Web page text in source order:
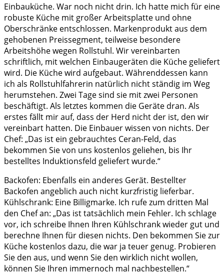
Einbauküche. War noch nicht drin. Ich hatte mich für eine
robuste Küche mit großer Arbeitsplatte und ohne
Oberschränke entschlossen. Markenprodukt aus dem
gehobenen Preissegment, teilweise besondere
Arbeitshöhe wegen Rollstuhl. Wir vereinbarten
schriftlich, mit welchen Einbaugeräten die Küche geliefert
wird. Die Küche wird aufgebaut. Währenddessen kann
ich als Rollstuhlfahrerin natürlich nicht ständig im Weg
herumstehen. Zwei Tage sind sie mit zwei Personen
beschäftigt. Als letztes kommen die Geräte dran. Als
erstes fällt mir auf, dass der Herd nicht der ist, den wir
vereinbart hatten. Die Einbauer wissen von nichts. Der
Chef: „Das ist ein gebrauchtes Ceran-Feld, das
bekommen Sie von uns kostenlos geliehen, bis Ihr
bestelltes Induktionsfeld geliefert wurde.“
Backofen: Ebenfalls ein anderes Gerät. Bestellter
Backofen angeblich auch nicht kurzfristig lieferbar.
Kühlschrank: Eine Billigmarke. Ich rufe zum dritten Mal
den Chef an: „Das ist tatsächlich mein Fehler. Ich schlage
vor, ich schreibe Ihnen Ihren Kühlschrank wieder gut und
berechne Ihnen für diesen nichts. Den bekommen Sie zur
Küche kostenlos dazu, die war ja teuer genug. Probieren
Sie den aus, und wenn Sie den wirklich nicht wollen,
können Sie Ihren immernoch mal nachbestellen.“